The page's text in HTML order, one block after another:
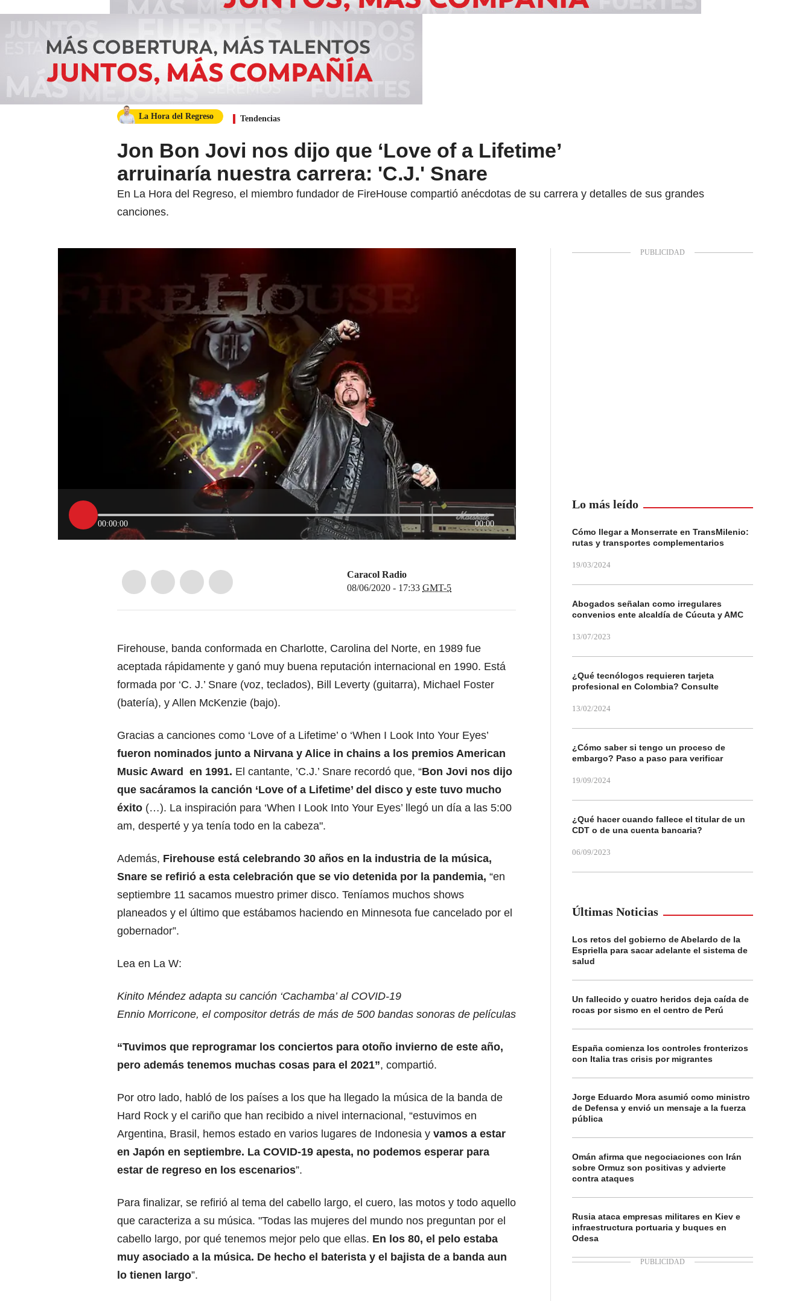
La Hora del Regreso Tendencias
Jon Bon Jovi nos dijo que ‘Love of a Lifetime’
arruinaría nuestra carrera: 'C.J.' Snare
En La Hora del Regreso, el miembro fundador de FireHouse compartió anécdotas de su carrera y detalles de sus grandes
canciones.
00:00:00 00:00
Caracol Radio
08/06/2020 - 17:33 GMT-5
Firehouse, banda conformada en Charlotte, Carolina del Norte, en 1989 fue
aceptada rápidamente y ganó muy buena reputación internacional en 1990. Está
formada por ‘C. J.’ Snare (voz, teclados), Bill Leverty (guitarra), Michael Foster
(batería), y Allen McKenzie (bajo).
Gracias a canciones como ‘Love of a Lifetime’ o ‘When I Look Into Your Eyes’
fueron nominados junto a Nirvana y Alice in chains a los premios American
Music Award en 1991. El cantante, ’C.J.’ Snare recordó que, “Bon Jovi nos dijo
que sacáramos la canción ‘Love of a Lifetime’ del disco y este tuvo mucho
éxito (…). La inspiración para ‘When I Look Into Your Eyes’ llegó un día a las 5:00
am, desperté y ya tenía todo en la cabeza".
Además, Firehouse está celebrando 30 años en la industria de la música,
Snare se refirió a esta celebración que se vio detenida por la pandemia, “en
septiembre 11 sacamos muestro primer disco. Teníamos muchos shows
planeados y el último que estábamos haciendo en Minnesota fue cancelado por el
gobernador”.
Lea en La W:
Kinito Méndez adapta su canción ‘Cachamba’ al COVID-19
Ennio Morricone, el compositor detrás de más de 500 bandas sonoras de películas
“Tuvimos que reprogramar los conciertos para otoño invierno de este año,
pero además tenemos muchas cosas para el 2021”, compartió.
Por otro lado, habló de los países a los que ha llegado la música de la banda de
Hard Rock y el cariño que han recibido a nivel internacional, “estuvimos en
Argentina, Brasil, hemos estado en varios lugares de Indonesia y vamos a estar
en Japón en septiembre. La COVID-19 apesta, no podemos esperar para
estar de regreso en los escenarios”.
Para finalizar, se refirió al tema del cabello largo, el cuero, las motos y todo aquello
que caracteriza a su música. "Todas las mujeres del mundo nos preguntan por el
cabello largo, por qué tenemos mejor pelo que ellas. En los 80, el pelo estaba
muy asociado a la música. De hecho el baterista y el bajista de a banda aun
lo tienen largo”.
Lo más leído
Cómo llegar a Monserrate en TransMilenio:
rutas y transportes complementarios
19/03/2024
Abogados señalan como irregulares
convenios ente alcaldía de Cúcuta y AMC
13/07/2023
¿Qué tecnólogos requieren tarjeta
profesional en Colombia? Consulte
13/02/2024
¿Cómo saber si tengo un proceso de
embargo? Paso a paso para verificar
19/09/2024
¿Qué hacer cuando fallece el titular de un
CDT o de una cuenta bancaria?
06/09/2023
Últimas Noticias
Los retos del gobierno de Abelardo de la
Espriella para sacar adelante el sistema de
salud
Un fallecido y cuatro heridos deja caída de
rocas por sismo en el centro de Perú
España comienza los controles fronterizos
con Italia tras crisis por migrantes
Jorge Eduardo Mora asumió como ministro
de Defensa y envió un mensaje a la fuerza
pública
Omán afirma que negociaciones con Irán
sobre Ormuz son positivas y advierte
contra ataques
Rusia ataca empresas militares en Kiev e
infraestructura portuaria y buques en
Odesa